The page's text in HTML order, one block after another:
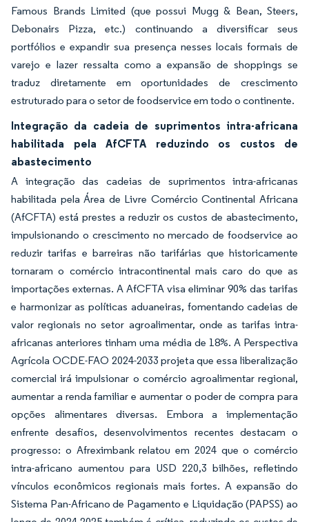
Famous Brands Limited (que possui Mugg & Bean, Steers,
Debonairs Pizza, etc.) continuando a diversificar seus
portfólios e expandir sua presença nesses locais formais de
varejo e lazer ressalta como a expansão de shoppings se
traduz diretamente em oportunidades de crescimento
estruturado para o setor de foodservice em todo o continente.
Integração da cadeia de suprimentos intra-africana
habilitada pela AfCFTA reduzindo os custos de
abastecimento
A integração das cadeias de suprimentos intra-africanas
habilitada pela Área de Livre Comércio Continental Africana
(AfCFTA) está prestes a reduzir os custos de abastecimento,
impulsionando o crescimento no mercado de foodservice ao
reduzir tarifas e barreiras não tarifárias que historicamente
tornaram o comércio intracontinental mais caro do que as
importações externas. A AfCFTA visa eliminar 90% das tarifas
e harmonizar as políticas aduaneiras, fomentando cadeias de
valor regionais no setor agroalimentar, onde as tarifas intra-
africanas anteriores tinham uma média de 18%. A Perspectiva
Agrícola OCDE-FAO 2024-2033 projeta que essa liberalização
comercial irá impulsionar o comércio agroalimentar regional,
aumentar a renda familiar e aumentar o poder de compra para
opções alimentares diversas. Embora a implementação
enfrente desafios, desenvolvimentos recentes destacam o
progresso: o Afreximbank relatou em 2024 que o comércio
intra-africano aumentou para USD 220,3 bilhões, refletindo
vínculos econômicos regionais mais fortes. A expansão do
Sistema Pan-Africano de Pagamento e Liquidação (PAPSS) ao